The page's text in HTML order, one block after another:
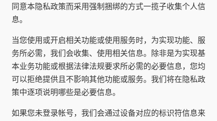
同意本隐私政策而采用强制捆绑的方式一揽子收集个人信
息。
当您使用或开启相关功能或使用服务时，为实现功能、服
务所必需，我们会收集、使用相关信息。除非是为实现基
本业务功能或根据法律法规要求所必需的必要信息，您均
可以拒绝提供且不影响其他功能或服务。我们将在隐私政
策中逐项说明哪些是必要信息。
如果您未登录帐号，我们会通过设备对应的标识符信息来